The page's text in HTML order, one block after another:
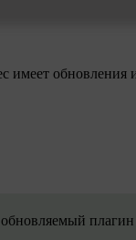
имеет